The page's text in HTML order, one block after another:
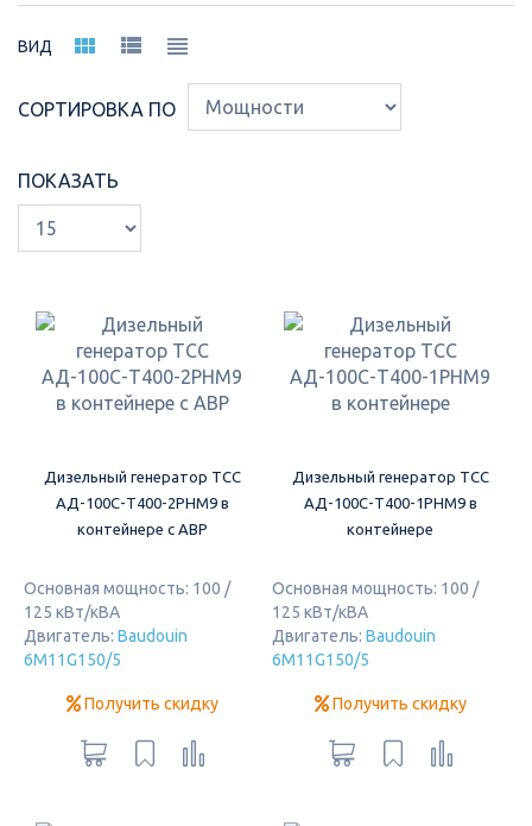
ВИД
СОРТИРОВКА ПО
ПОКАЗАТЬ
Дизельный генератор ТСС
АД-100С-Т400-2РНМ9 в
контейнере с АВР
Основная мощность: 100 /
125 кВт/кВА
Двигатель: Baudouin
6M11G150/5
Получить скидку
Дизельный генератор ТСС
АД-100С-Т400-1РНМ9 в
контейнере
Основная мощность: 100 /
125 кВт/кВА
Двигатель: Baudouin
6M11G150/5
Получить скидку